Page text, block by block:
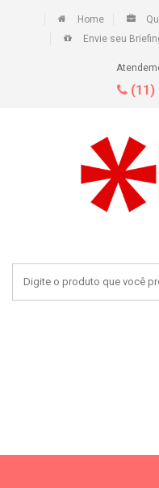
Home
Envie seu
(11)